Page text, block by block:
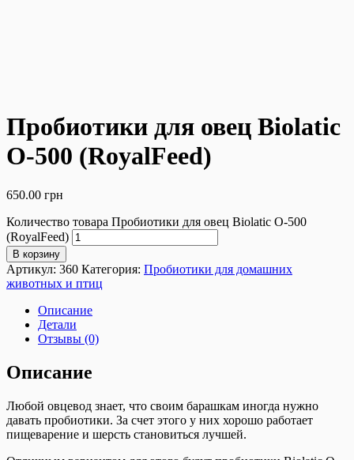
Пробиотики для овец Biolatic
O-500 (RoyalFeed)
650.00 грн
Количество товара Пробиотики для овец Biolatic O-500
(RoyalFeed)
В корзину
Артикул: 360 Категория: Пробиотики для домашних
животных и птиц
Описание
Детали
Отзывы (0)
Описание
Любой овцевод знает, что своим барашкам иногда нужно
давать пробиотики. За счет этого у них хорошо работает
пищеварение и шерсть становиться лучшей.